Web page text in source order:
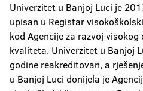
Univerzitet u Banjoj Luci je
upisan u Registar
kod Agencije za razvoj
kvaliteta. Univerzitet u Banjoj
godine reakreditovan, a
u Banjoj Luci donijela je